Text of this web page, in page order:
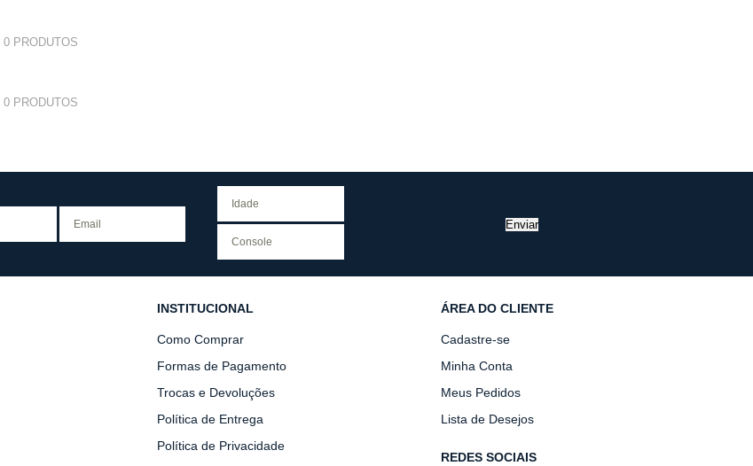
0PRODUTOS
0PRODUTOS
Enviar
INSTITUCIONAL
Como Comprar
Formas de Pagamento
Trocas e Devoluções
Política de Entrega
Política de Privacidade
ÁREA DO CLIENTE
Cadastre-se
Minha Conta
Meus Pedidos
Lista de Desejos
REDES SOCIAIS